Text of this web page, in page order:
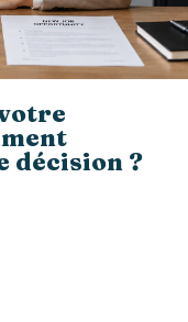
décision ?